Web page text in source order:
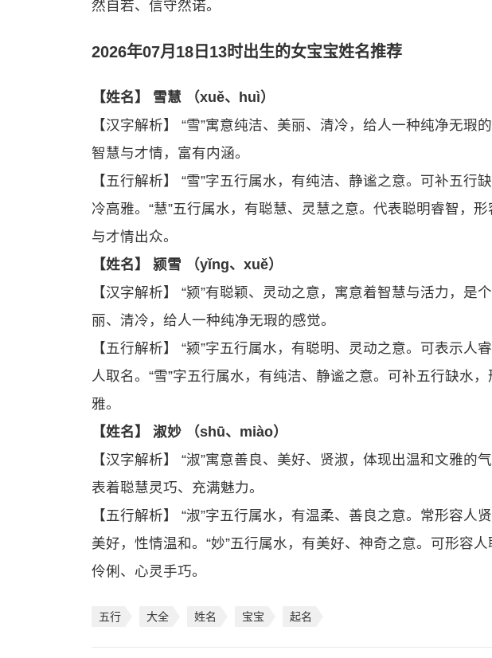
然自若、信守然诺。
2026年07月18日13时出生的女宝宝姓名推荐
【姓名】 雪慧 （xuě、huì）
【汉字解析】 “雪”寓意纯洁、美丽、清冷，给人一种纯净无瑕
智慧与才情，富有内涵。
【五行解析】 “雪”字五行属水，有纯洁、静谧之意。可补五行
冷高雅。“慧”五行属水，有聪慧、灵慧之意。代表聪明睿智，
与才情出众。
【姓名】 颍雪 （yǐnɡ、xuě）
【汉字解析】 “颍”有聪颖、灵动之意，寓意着智慧与活力，是
丽、清冷，给人一种纯净无瑕的感觉。
【五行解析】 “颍”字五行属水，有聪明、灵动之意。可表示人
人取名。“雪”字五行属水，有纯洁、静谧之意。可补五行缺水
雅。
【姓名】 淑妙 （shū、miào）
【汉字解析】 “淑”寓意善良、美好、贤淑，体现出温和文雅的
表着聪慧灵巧、充满魅力。
【五行解析】 “淑”字五行属水，有温柔、善良之意。常形容人
美好，性情温和。“妙”五行属水，有美好、神奇之意。可形容
伶俐、心灵手巧。
五行 大全 姓名 宝宝 起名